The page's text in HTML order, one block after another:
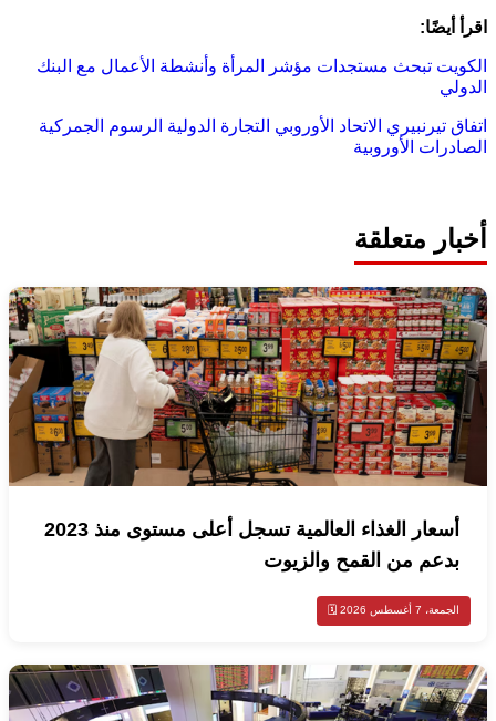
اقرأ أيضًا:
الكويت تبحث مستجدات مؤشر المرأة وأنشطة الأعمال مع البنك
الدولي
اتفاق تيرنبيري الاتحاد الأوروبي التجارة الدولية الرسوم الجمركية
الصادرات الأوروبية
أخبار متعلقة
أسعار الغذاء العالمية تسجل أعلى مستوى منذ 2023
بدعم من القمح والزيوت
الجمعة، 7 أغسطس 2026 🗓️